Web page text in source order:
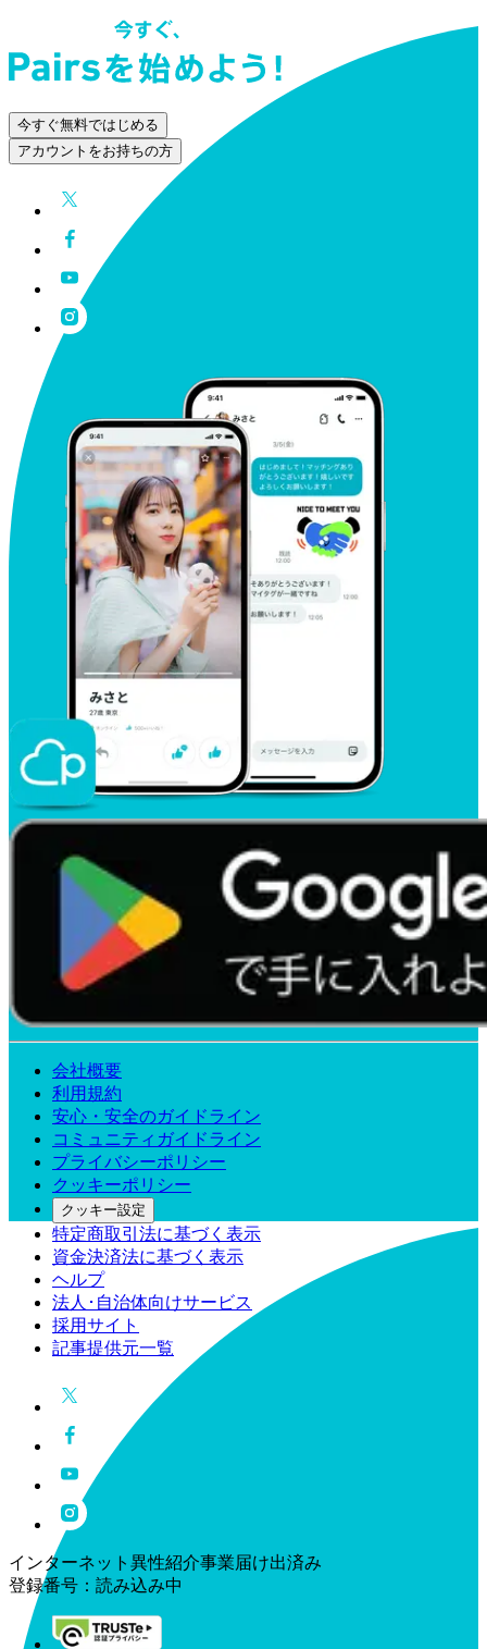
今すぐ無料ではじめる
アカウントをお持ちの方
会社概要
利用規約
安心・安全のガイドライン
コミュニティガイドライン
プライバシーポリシー
クッキーポリシー
クッキー設定
特定商取引法に基づく表示
資金決済法に基づく表示
ヘルプ
法人･自治体向けサービス
採用サイト
記事提供元一覧
インターネット異性紹介事業届け出済み
登録番号： 読み込み中